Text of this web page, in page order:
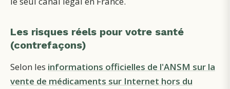
Les risques réels pour votre santé
(contrefaçons)
Selon les informations officielles de l'ANSM sur la
vente de médicaments sur Internet hors du